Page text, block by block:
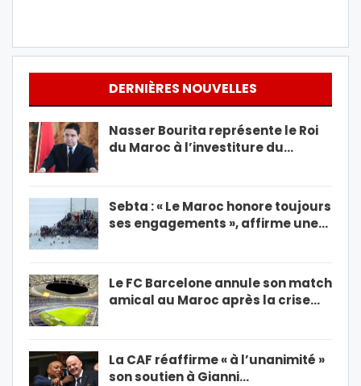
DERNIÈRES NOUVELLES
Nasser Bourita représente le Roi
du Maroc à l’investiture du…
Sebta : « Le Maroc honore toujours
ses engagements », affirme une…
Le FC Barcelone annule son match
amical au Maroc après la crise…
La CAF réaffirme « à l’unanimité »
son soutien à Gianni…